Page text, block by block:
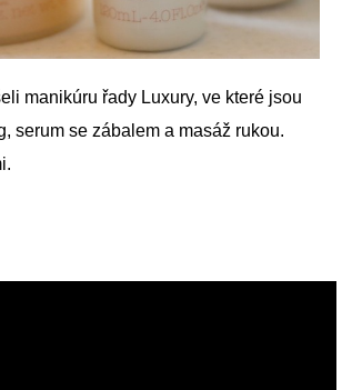
manikúru řady Luxury, ve které jsou
serum se zábalem a masáž rukou.